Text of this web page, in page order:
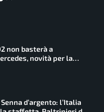
non basterà a
novità per la
d’argento: l’Italia